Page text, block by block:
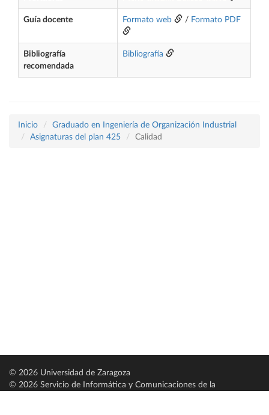
Guía docente Formato web / Formato PDF
Bibliografía
recomendada
Bibliografía
Inicio
Graduado en Ingeniería de Organización Industrial
Asignaturas del plan 425
Calidad
© 2026 Universidad de Zaragoza
© 2026 Servicio de Informática y Comunicaciones de la